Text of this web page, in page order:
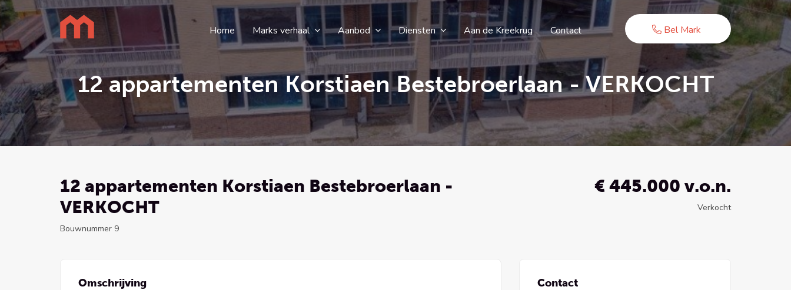
Home Marks verhaal Aanbod Diensten Aan de Kreekrug Contact Bel Mark
12 appartementen Korstiaen Bestebroerlaan - VERKOCHT
12 appartementen Korstiaen Bestebroerlaan -
VERKOCHT
Bouwnummer 9
€ 445.000 v.o.n.
Verkocht
Omschrijving Contact